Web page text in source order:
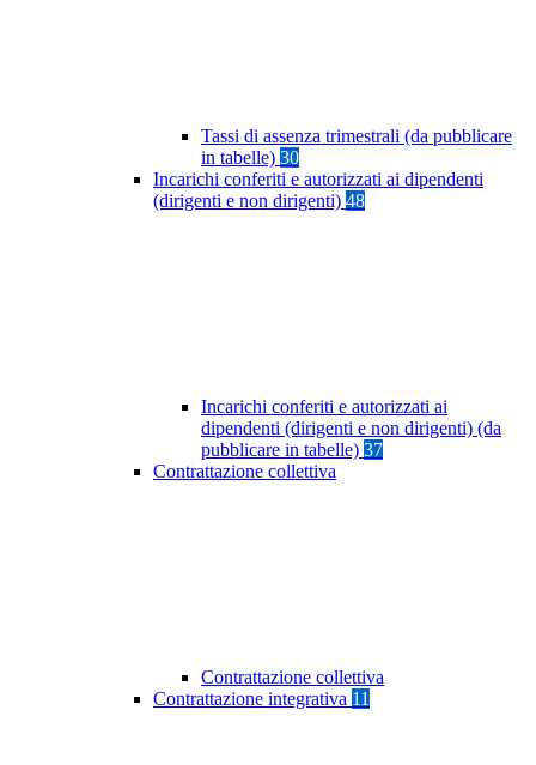
Tassi di assenza trimestrali (da pubblicare
in tabelle) 30
Incarichi conferiti e autorizzati ai dipendenti
(dirigenti e non dirigenti) 48
Incarichi conferiti e autorizzati ai
dipendenti (dirigenti e non dirigenti) (da
pubblicare in tabelle) 37
Contrattazione collettiva
Contrattazione collettiva
Contrattazione integrativa 11